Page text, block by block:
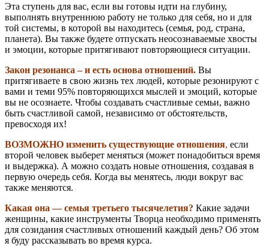
Эта ступень для вас, если вы готовы идти на глубину,
выполнять внутреннюю работу не только для себя, но и для
той системы, в которой вы находитесь (семья, род, страна,
планета). Вы также будете отпускать неосознаваемые хвосты
и эмоции, которые притягивают повторяющиеся ситуации.
Закон резонанса – и есть основа отношений. Вы
притягиваете в свою жизнь тех людей, которые резонируют с
вами и теми 95% повторяющихся мыслей и эмоций, которые
вы не осознаете. Чтобы создавать счастливые семьи, важно
быть счастливой самой, независимо от обстоятельств,
превосходя их!
ВОЗМОЖНО изменить существующие отношения, если
второй человек выберет меняться (может понадобиться время
и выдержка). А можно создать новые отношения, создавая в
первую очередь себя. Когда вы менятесь, люди вокруг вас
также меняются.
Какая она — семья третьего тысячелетия? Какие задачи
женщины, какие инструменты Творца необходимо применять
для созидания счастливых отношений каждый день? Об этом
я буду рассказывать во время курса.